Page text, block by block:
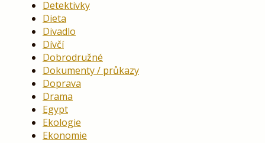
Detektivky
Dieta
Divadlo
Dívčí
Dobrodružné
Dokumenty / průkazy
Doprava
Drama
Egypt
Ekologie
Ekonomie